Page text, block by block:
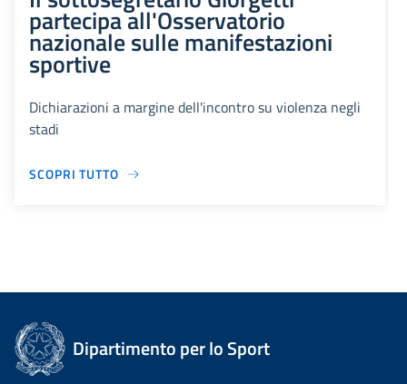
partecipa all'Osservatorio
nazionale sulle manifestazioni
sportive
Dichiarazioni a margine dell'incontro su violenza negli
stadi
SCOPRI TUTTO
Dipartimento per lo Sport